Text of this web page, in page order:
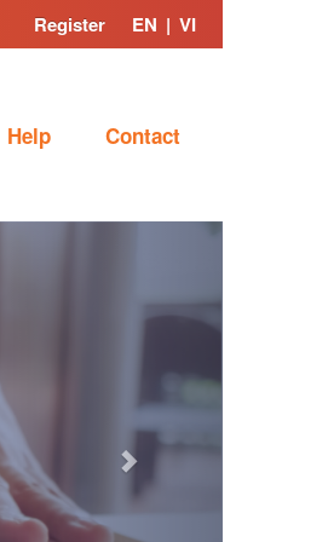
Register EN | VI
Help Contact